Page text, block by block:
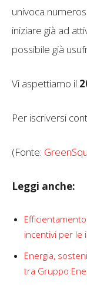
univoca
iniziare già ad
possibile già
Vi aspettiamo il
Per iscriversi
(Fonte:
Leggi anche:
incentivi per le
Energia,
tra Gruppo